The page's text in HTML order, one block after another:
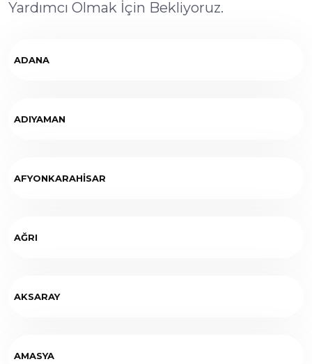
Yardımcı Olmak İçin Bekliyoruz.
ADANA
ADIYAMAN
AFYONKARAHİSAR
AĞRI
AKSARAY
AMASYA